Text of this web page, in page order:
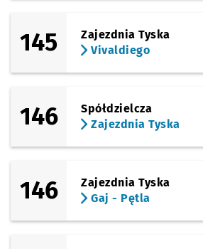
145
Zajezdnia Tyska
Vivaldiego
146
Spółdzielcza
Zajezdnia Tyska
146
Zajezdnia Tyska
Gaj - Pętla